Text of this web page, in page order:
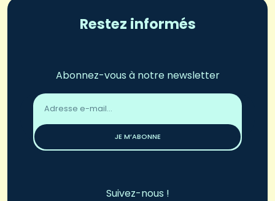
Restez informés
Abonnez-vous à notre newsletter
Adresse
email
JE M’ABONNE
Suivez-nous !